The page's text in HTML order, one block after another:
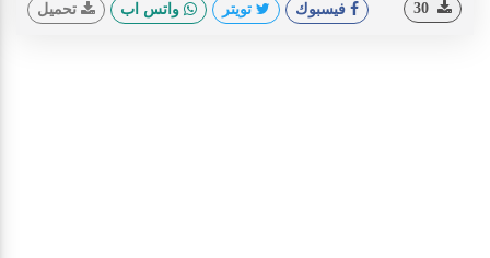
فيسبوك تويتر واتس اب تحميل